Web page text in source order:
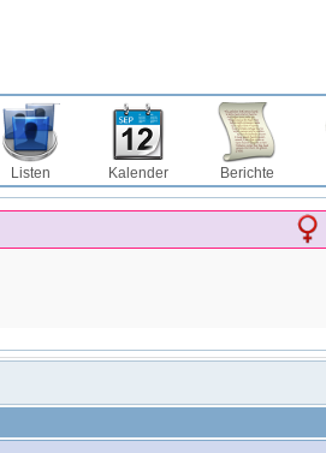
Listen Kalender Berichte